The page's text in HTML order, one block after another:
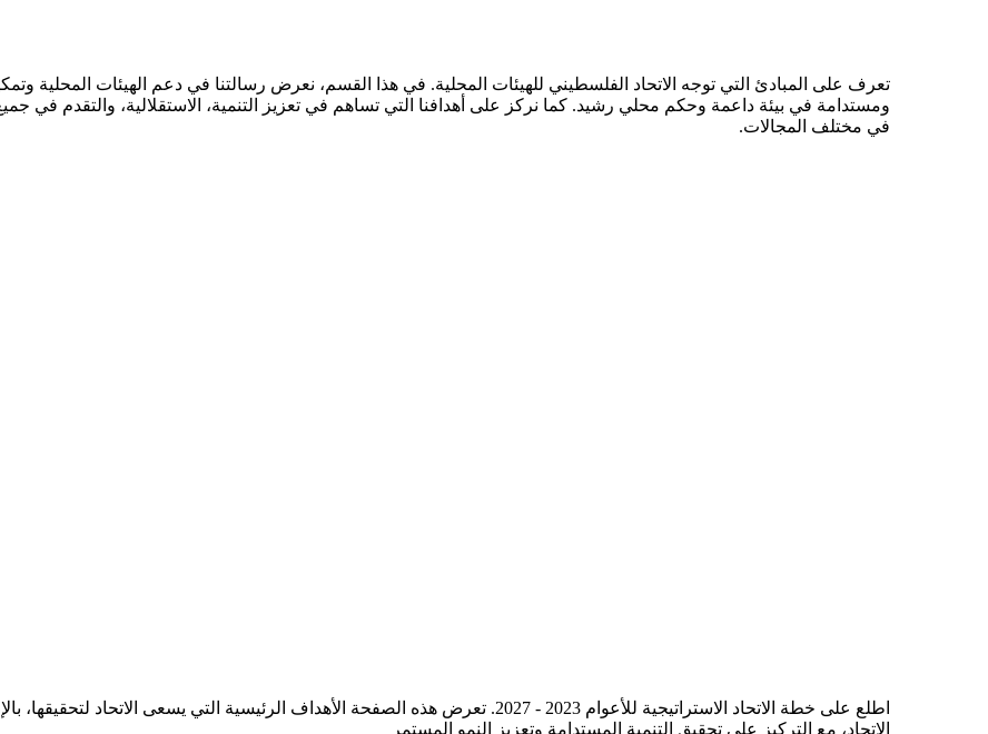
تعرف على المبادئ التي توجه الاتحاد الفلسطيني للهيئات المحلية. في هذا القسم، نعرض رسالتنا في دعم الهيئات المحلية
ومستدامة في بيئة داعمة وحكم محلي رشيد. كما نركز على أهدافنا التي تساهم في تعزيز التنمية، الاستقلالية، والتقدم في جميع
في مختلف المجالات.
اطلع على خطة الاتحاد الاستراتيجية للأعوام 2023 - 2027. تعرض هذه الصفحة الأهداف الرئيسية
الاتحاد، مع التركيز على تحقيق التنمية المستدامة وتعزيز النمو المستمر